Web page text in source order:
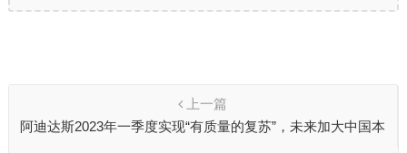
上一篇
阿迪达斯2023年一季度实现“有质量的复苏”，未来加大中国本